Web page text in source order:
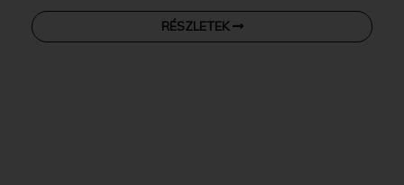
RÉSZLETEK